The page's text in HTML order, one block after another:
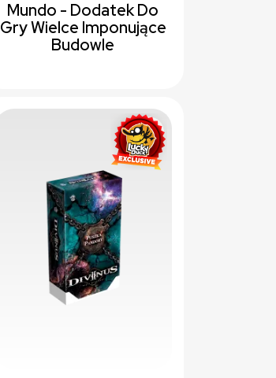
Mundo - Dodatek Do
Gry Wielce Imponujące
Budowle
favorite_border